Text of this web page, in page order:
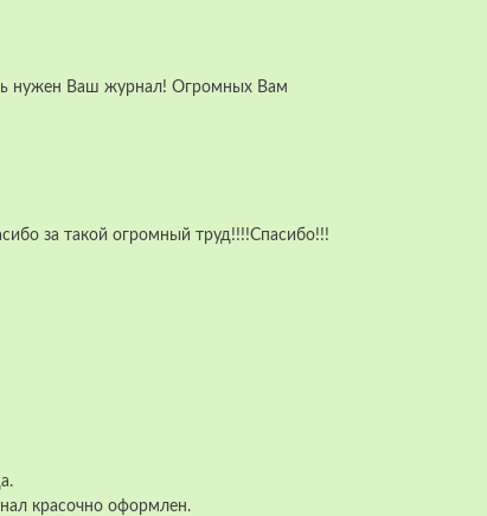
нужен Ваш журнал! Огромных Вам
за такой огромный труд!!!!Спасибо!!!
красочно оформлен.